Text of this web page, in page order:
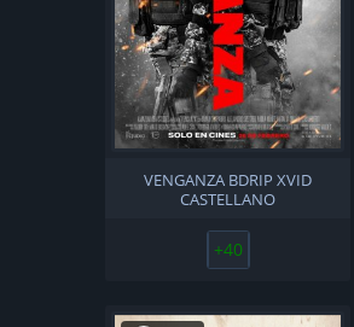
VENGANZA BDRIP XVID
CASTELLANO
+40